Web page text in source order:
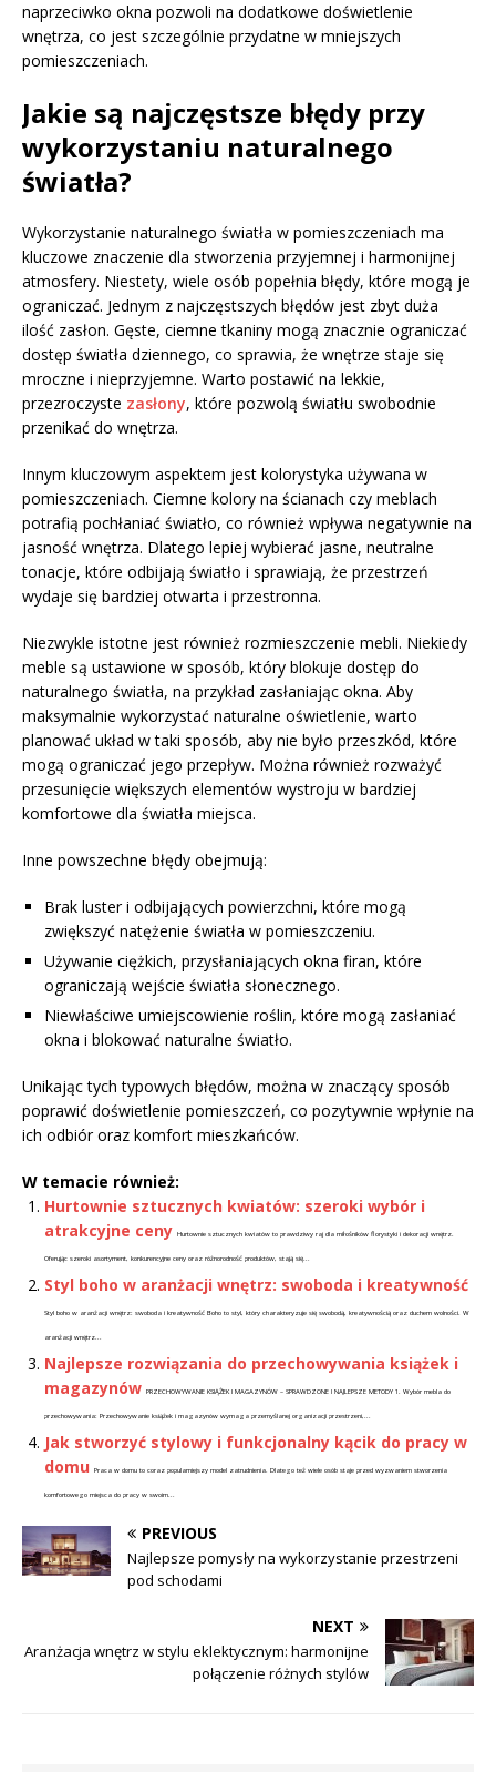
naprzeciwko okna pozwoli na dodatkowe doświetlenie
wnętrza, co jest szczególnie przydatne w mniejszych
pomieszczeniach.
Jakie są najczęstsze błędy przy
wykorzystaniu naturalnego
światła?
Wykorzystanie naturalnego światła w pomieszczeniach ma
kluczowe znaczenie dla stworzenia przyjemnej i harmonijnej
atmosfery. Niestety, wiele osób popełnia błędy, które mogą je
ograniczać. Jednym z najczęstszych błędów jest zbyt duża
ilość zasłon. Gęste, ciemne tkaniny mogą znacznie ograniczać
dostęp światła dziennego, co sprawia, że wnętrze staje się
mroczne i nieprzyjemne. Warto postawić na lekkie,
przezroczyste zasłony, które pozwolą światłu swobodnie
przenikać do wnętrza.
Innym kluczowym aspektem jest kolorystyka używana w
pomieszczeniach. Ciemne kolory na ścianach czy meblach
potrafią pochłaniać światło, co również wpływa negatywnie na
jasność wnętrza. Dlatego lepiej wybierać jasne, neutralne
tonacje, które odbijają światło i sprawiają, że przestrzeń
wydaje się bardziej otwarta i przestronna.
Niezwykle istotne jest również rozmieszczenie mebli. Niekiedy
meble są ustawione w sposób, który blokuje dostęp do
naturalnego światła, na przykład zasłaniając okna. Aby
maksymalnie wykorzystać naturalne oświetlenie, warto
planować układ w taki sposób, aby nie było przeszkód, które
mogą ograniczać jego przepływ. Można również rozważyć
przesunięcie większych elementów wystroju w bardziej
komfortowe dla światła miejsca.
Inne powszechne błędy obejmują:
Brak luster i odbijających powierzchni, które mogą
zwiększyć natężenie światła w pomieszczeniu.
Używanie ciężkich, przysłaniających okna firan, które
ograniczają wejście światła słonecznego.
Niewłaściwe umiejscowienie roślin, które mogą zasłaniać
okna i blokować naturalne światło.
Unikając tych typowych błędów, można w znaczący sposób
poprawić doświetlenie pomieszczeń, co pozytywnie wpłynie na
ich odbiór oraz komfort mieszkańców.
W temacie również:
Hurtownie sztucznych kwiatów: szeroki wybór i
atrakcyjne ceny Hurtownie sztucznych kwiatów to prawdziwy raj dla miłośników florystyki i dekoracji wnętrz.
Oferując szeroki asortyment, konkurencyjne ceny oraz różnorodność produktów, stają się...
Styl boho w aranżacji wnętrz: swoboda i kreatywność
Styl boho w aranżacji wnętrz: swoboda i kreatywność Boho to styl, który charakteryzuje się swobodą, kreatywnością oraz duchem wolności. W
aranżacji wnętrz...
Najlepsze rozwiązania do przechowywania książek i
magazynów PRZECHOWYWANIE KSIĄŻEK I MAGAZYNÓW – SPRAWDZONE I NAJLEPSZE METODY 1. Wybór mebla do
przechowywania: Przechowywanie książek i magazynów wymaga przemyślanej organizacji przestrzeni,...
Jak stworzyć stylowy i funkcjonalny kącik do pracy w
domu
Praca w domu to coraz popularniejszy model zatrudnienia. Dlatego też wiele osób staje przed wyzwaniem stworzenia
komfortowego miejsca do pracy w swoim...
PREVIOUS
Najlepsze pomysły na wykorzystanie przestrzeni
pod schodami
NEXT
Aranżacja wnętrz w stylu eklektycznym: harmonijne
połączenie różnych stylów